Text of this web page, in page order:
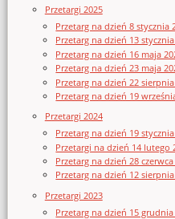
Przetargi 2025
Przetarg na dzień 8 stycznia
Przetarg na dzień 13
Przetarg na dzień 16 maja
Przetarg na dzień 23 maja
Przetarg na dzień 22
Przetarg na dzień 19
Przetargi 2024
Przetarg na dzień 19
Przetargi na dzień 14 lutego
Przetarg na dzień 28
Przetarg na dzień 12
Przetargi 2023
Przetarg na dzień 15